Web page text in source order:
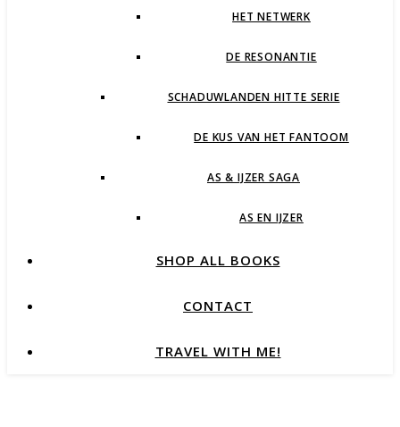
HET NETWERK
DE RESONANTIE
SCHADUWLANDEN HITTE SERIE
DE KUS VAN HET FANTOOM
AS & IJZER SAGA
AS EN IJZER
SHOP ALL BOOKS
CONTACT
TRAVEL WITH ME!